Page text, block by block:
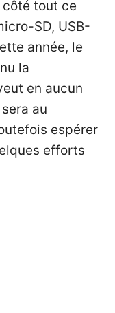
tout ce
SD, USB-
année, le
la
en aucun
au
espérer
efforts